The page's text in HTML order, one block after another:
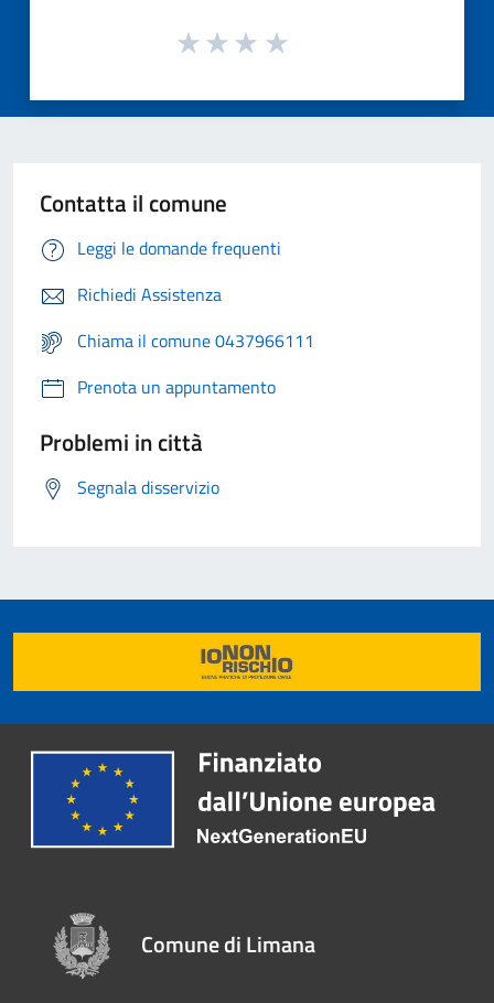
Contatta il comune
Leggi le domande frequenti
Richiedi Assistenza
Chiama il comune 0437966111
Prenota un appuntamento
Problemi in città
Segnala disservizio
Comune di Limana